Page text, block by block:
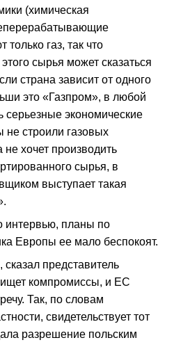
(химическая
только газ, так что
сырья может сказаться
страна зависит от одного
это «Газпром», в любой
серьезные экономические
строили газовых
хочет производить
сырья, в
выступает такая
интервью, планы по
Европы ее мало беспокоят.
сказал представитель
компромиссы, и ЕС
Так, по словам
свидетельствует тот
разрешение польским